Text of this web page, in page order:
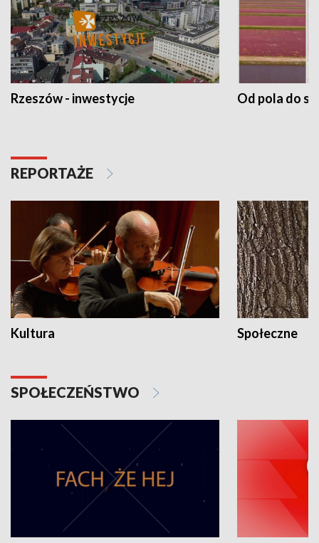
Rzeszów - inwestycje Od pola do
REPORTAŻE
Kultura Społeczne
SPOŁECZEŃSTWO